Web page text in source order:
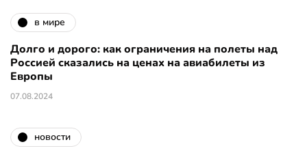
в мире
Долго и дорого: как ограничения на полеты над
Россией сказались на ценах на авиабилеты из
Европы
07.08.2024
новости